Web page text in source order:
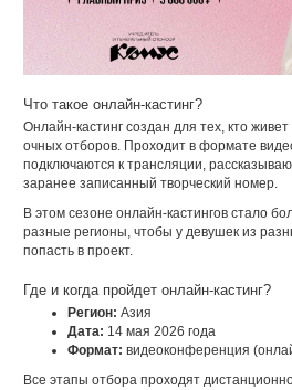
Что такое онлайн-кастинг?
Онлайн-кастинг создан для тех, кто
очных отборов. Проходит в формате
подключаются к трансляции,
заранее записанный творческий номер.
В этом сезоне онлайн-кастингов стало
разные регионы, чтобы у девушек из
попасть в проект.
Где и когда пройдет онлайн-кастинг?
Регион: Азия
Дата: 14 мая 2026 года
Формат: видеоконференция
Все этапы отбора проходят